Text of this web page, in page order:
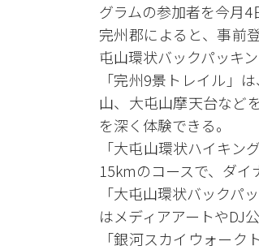
グラムの参加者を今月4
完州郡によると、事前
屯山環状バックパッキ
「完州9景トレイル」
山、大屯山摩天台など
を深く体験できる。
「大屯山環状ハイキ
15kmのコースで、ダイ
「大屯山環状バックパ
はメディアアートやDJ
「銀河スカイウォー